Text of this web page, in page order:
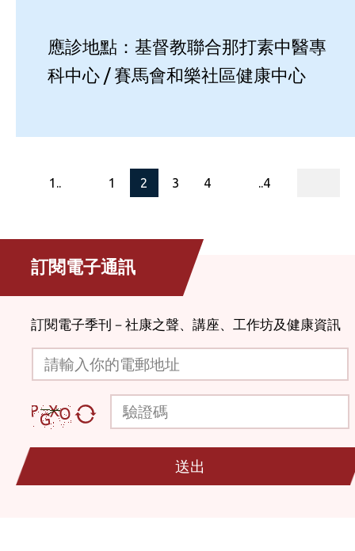
應診地點：基督教聯合那打素中醫專
科中心 / 賽馬會和樂社區健康中心
1.. 1 2 3 4 ..4
訂閱電子通訊
訂閱電子季刊－社康之聲、講座、工作坊及健康資訊
請輸入你的電郵地址
驗證碼
送出